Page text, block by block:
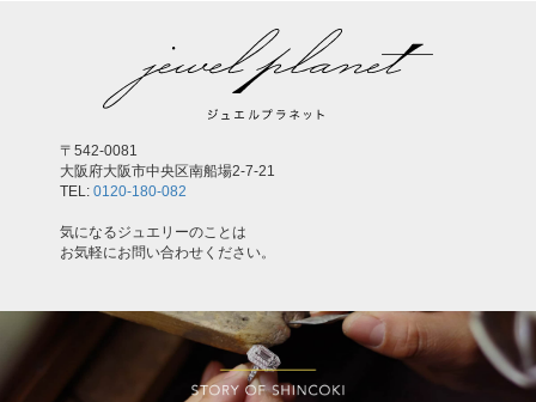
〒542-0081
大阪府大阪市中央区南船場2-7-21
TEL: 0120-180-082
気になるジュエリーのことは
お気軽にお問い合わせください。